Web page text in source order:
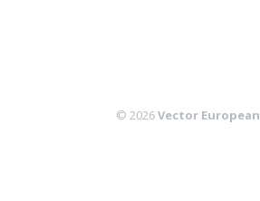
© 2026Vector European